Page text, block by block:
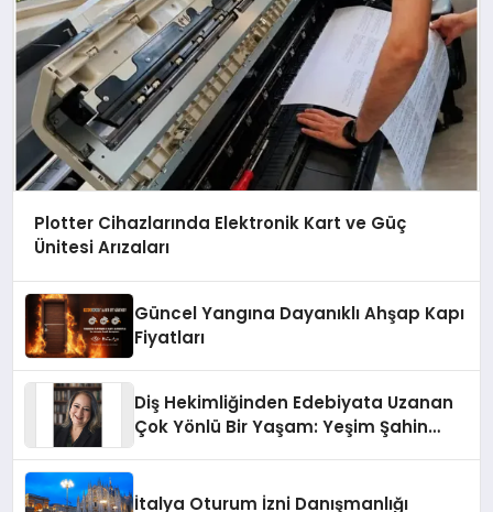
Plotter Cihazlarında Elektronik Kart ve Güç
Ünitesi Arızaları
Güncel Yangına Dayanıklı Ahşap Kapı
Fiyatları
Diş Hekimliğinden Edebiyata Uzanan
Çok Yönlü Bir Yaşam: Yeşim Şahin
İtalya Oturum İzni Danışmanlığı